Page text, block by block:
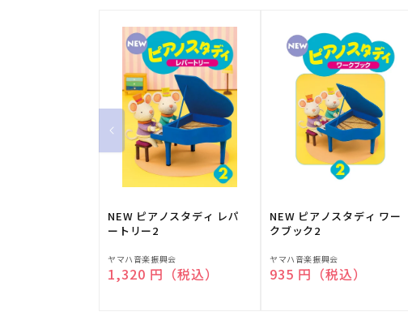
NEW ピアノスタディ レパ
ートリー2
販
売
ヤマハ音楽振興会
通常価格
1,320 円（税込）
NEW ピアノスタディ ワー
クブック2
販
売
ヤマハ音楽振興会
通常価格
935 円（税込）